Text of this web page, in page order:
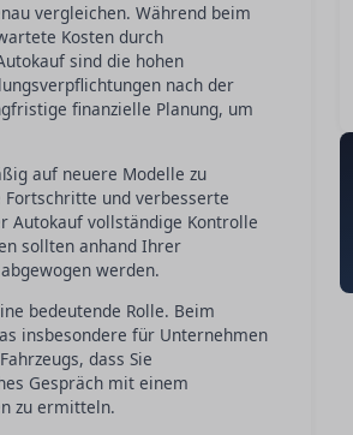
vergleichen. Während beim
Kosten durch
sind die hohen
nach der
finanzielle Planung, um
auf neuere Modelle zu
und verbesserte
Autokauf vollständige Kontrolle
sollten anhand Ihrer
werden.
bedeutende Rolle. Beim
insbesondere für Unternehmen
dass Sie
Gespräch mit einem
zu ermitteln.